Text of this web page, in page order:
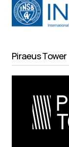
Piraeus Tower